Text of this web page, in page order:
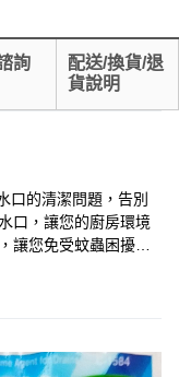
詢
配送/換貨/退
貨說明
口的清潔問題，告別
口，讓您的廚房環境
讓您免受蚊蟲困擾。